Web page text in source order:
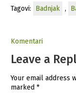
Tagovi: Badnjak ,
Komentari
Leave a
Your email address
marked*